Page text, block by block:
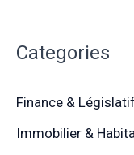
Categories
Finance & Législatif
Immobilier &